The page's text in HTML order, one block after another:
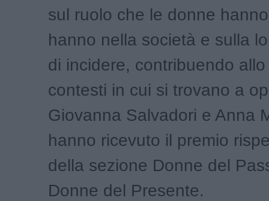
sul ruolo che le donne
hanno nella società e sulla
di incidere, contribuendo
contesti in cui si trovano a
Giovanna Salvadori e Anna
hanno ricevuto il premio
della sezione Donne del
Donne del Presente.